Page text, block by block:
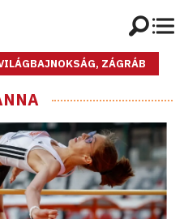
ZÁGRÁB